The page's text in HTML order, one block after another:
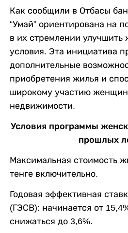
Как сообщили в Отбасы
“Умай” ориентирована на
в их стремлении
условия. Эта инициатива
дополнительные
приобретения жилья и
широкому участию
недвижимости.
Условия программы
прошлых
Максимальная стоимость
тенге включительно.
Годовая эффективная
(ГЭСВ): начинается от
снижаться до 3,6%.